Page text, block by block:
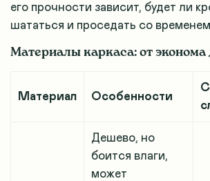
его прочности зависит, будет ли
шататься и проседать со
Материалы каркаса: от
Материал Особенности
Дешево, но
боится влаги,
может